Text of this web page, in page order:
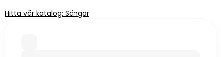
Hitta vår katalog: Sängar